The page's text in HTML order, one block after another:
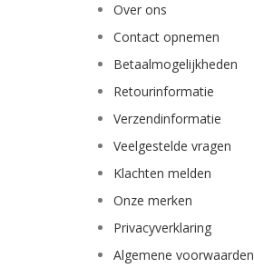
Over ons
Contact opnemen
Betaalmogelijkheden
Retourinformatie
Verzendinformatie
Veelgestelde vragen
Klachten melden
Onze merken
Privacyverklaring
Algemene voorwaarden